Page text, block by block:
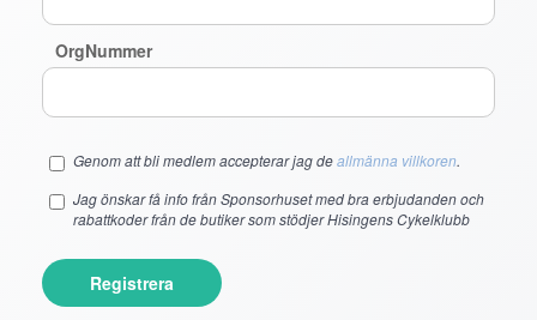
OrgNummer
Genom att bli medlem accepterar jag deallmänna villkoren.
Jag önskar få info från Sponsorhuset med bra erbjudanden och
rabattkoder från de butiker som stödjer Hisingens Cykelklubb
Registrera